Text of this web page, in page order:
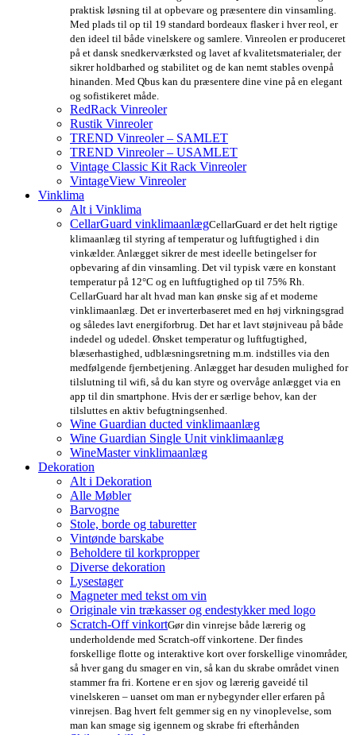
praktisk løsning til at opbevare og præsentere din vinsamling.
Med plads til op til 19 standard bordeaux flasker i hver reol, er
den ideel til både vinelskere og samlere. Vinreolen er produceret
på et dansk snedkerværksted og lavet af kvalitetsmaterialer, der
sikrer holdbarhed og stabilitet og de kan nemt stables ovenpå
hinanden. Med Qbus kan du præsentere dine vine på en elegant
og sofistikeret måde.
RedRack Vinreoler
Rustik Vinreoler
TREND Vinreoler – SAMLET
TREND Vinreoler – USAMLET
Vintage Classic Kit Rack Vinreoler
VintageView Vinreoler
Vinklima
Alt i Vinklima
CellarGuard vinklimaanlægCellarGuard er det helt rigtige
klimaanlæg til styring af temperatur og luftfugtighed i din
vinkælder. Anlægget sikrer de mest ideelle betingelser for
opbevaring af din vinsamling. Det vil typisk være en konstant
temperatur på 12°C og en luftfugtighed op til 75% Rh.
CellarGuard har alt hvad man kan ønske sig af et moderne
vinklimaanlæg. Det er inverterbaseret med en høj virkningsgrad
og således lavt energiforbrug. Det har et lavt støjniveau på både
indedel og udedel. Ønsket temperatur og luftfugtighed,
blæserhastighed, udblæsningsretning m.m. indstilles via den
medfølgende fjernbetjening. Anlægget har desuden mulighed for
tilslutning til wifi, så du kan styre og overvåge anlægget via en
app til din smartphone. Hvis der er særlige behov, kan der
tilsluttes en aktiv befugtningsenhed.
Wine Guardian ducted vinklimaanlæg
Wine Guardian Single Unit vinklimaanlæg
WineMaster vinklimaanlæg
Dekoration
Alt i Dekoration
Alle Møbler
Barvogne
Stole, borde og taburetter
Vintønde barskabe
Beholdere til korkpropper
Diverse dekoration
Lysestager
Magneter med tekst om vin
Originale vin trækasser og endestykker med logo
Scratch-Off vinkortGør din vinrejse både lærerig og
underholdende med Scratch-off vinkortene. Der findes
forskellige flotte og interaktive kort over forskellige vinområder,
så hver gang du smager en vin, så kan du skrabe området vinen
stammer fra fri. Kortene er en sjov og lærerig gaveidé til
vinelskeren – uanset om man er nybegynder eller erfaren på
vinrejsen. Bag hvert felt gemmer sig en ny vinoplevelse, som
man kan smage sig igennem og skrabe fri efterhånden